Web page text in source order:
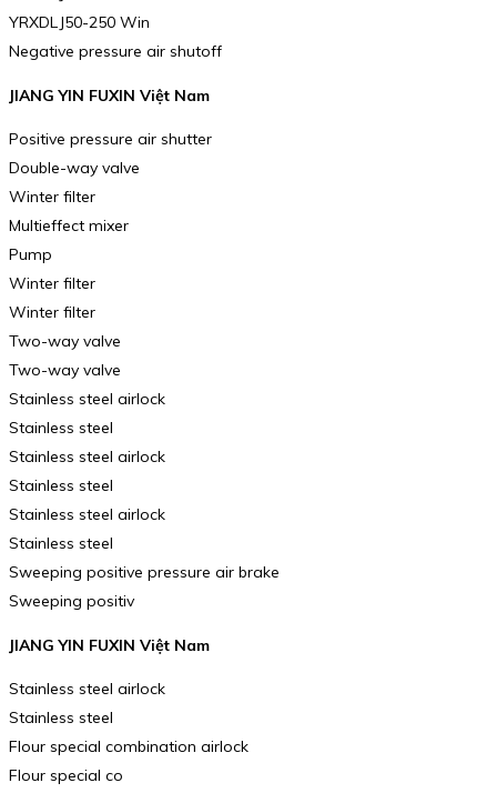
YRXDLJ50-250 Win
Negative pressure air shutoff
JIANG YIN FUXIN Việt Nam
Positive pressure air shutter
Double-way valve
Winter filter
Multieffect mixer
Pump
Winter filter
Winter filter
Two-way valve
Two-way valve
Stainless steel airlock
Stainless steel
Stainless steel airlock
Stainless steel
Stainless steel airlock
Stainless steel
Sweeping positive pressure air brake
Sweeping positiv
JIANG YIN FUXIN Việt Nam
Stainless steel airlock
Stainless steel
Flour special combination airlock
Flour special co